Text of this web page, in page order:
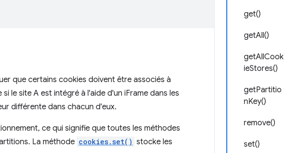
get()
getAll()
getAllCook
ieStores()
getPartitio
nKey()
remove()
set()
que certains cookies doivent être associés à
le site A est intégré à l'aide d'un iFrame dans les
différente dans chacun d'eux.
ce qui signifie que toutes les méthodes
La méthode cookies.set() stocke les